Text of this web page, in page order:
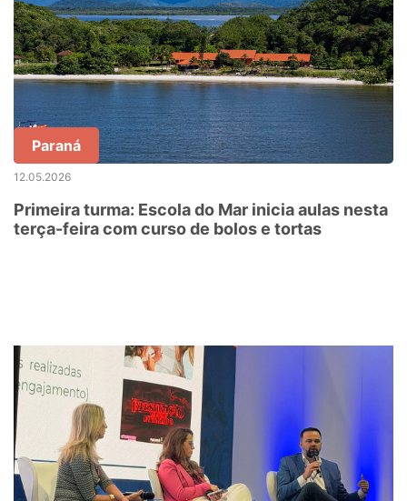
Paraná
12.05.2026
Primeira turma: Escola do Mar inicia aulas nesta
terça-feira com curso de bolos e tortas